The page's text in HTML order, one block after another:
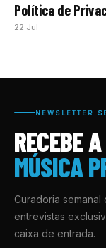
Política de
22 Jul
NEWSLETTER
RECEBE A
MÚSICA
Curadoria semanal
entrevistas
caixa de entrada.